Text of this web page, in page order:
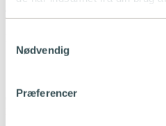
Nødvendig
Præferencer
Strømlinet er et energiselskab,
elkunde i Danmark. Her kan du se